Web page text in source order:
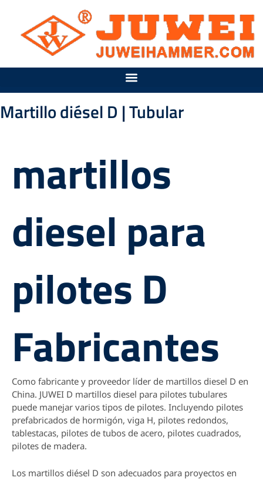
contenido
Martillo diésel D | Tubular
martillos
diesel para
pilotes D
Fabricantes
Como fabricante y proveedor líder de martillos diesel D en
China. JUWEI D martillos diesel para pilotes tubulares
puede manejar varios tipos de pilotes. Incluyendo pilotes
prefabricados de hormigón, viga H, pilotes redondos,
tablestacas, pilotes de tubos de acero, pilotes cuadrados,
pilotes de madera.
Los martillos diésel D son adecuados para proyectos en